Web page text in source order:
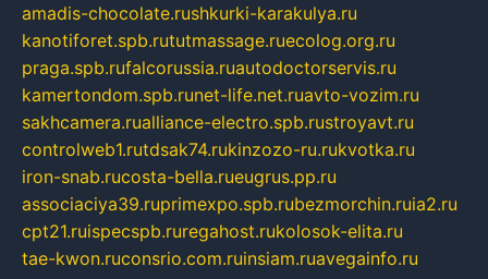
amadis-chocolate.rushkurki-karakulya.ru
kanotiforet.spb.rututmassage.ruecolog.org.ru
praga.spb.rufalcorussia.ruautodoctorservis.ru
kamertondom.spb.runet-life.net.ruavto-vozim.ru
sakhcamera.rualliance-electro.spb.rustroyavt.ru
controlweb1.rutdsak74.rukinzozo-ru.rukvotka.ru
iron-snab.rucosta-bella.rueugrus.pp.ru
associaciya39.ruprimexpo.spb.rubezmorchin.ruia2.ru
cpt21.ruispecspb.ruregahost.rukolosok-elita.ru
tae-kwon.ruconsrio.com.ruinsiam.ruavegainfo.ru